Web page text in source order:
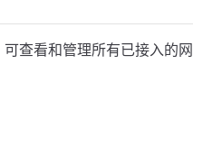
查看和管理所有已接入的网